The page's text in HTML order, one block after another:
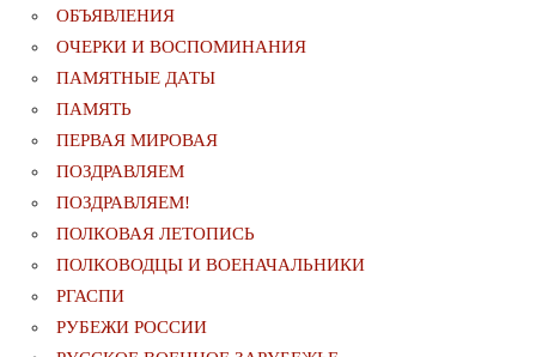
ОБЪЯВЛЕНИЯ
ОЧЕРКИ И ВОСПОМИНАНИЯ
ПАМЯТНЫЕ ДАТЫ
ПАМЯТЬ
ПЕРВАЯ МИРОВАЯ
ПОЗДРАВЛЯЕМ
ПОЗДРАВЛЯЕМ!
ПОЛКОВАЯ ЛЕТОПИСЬ
ПОЛКОВОДЦЫ И ВОЕНАЧАЛЬНИКИ
РГАСПИ
РУБЕЖИ РОССИИ